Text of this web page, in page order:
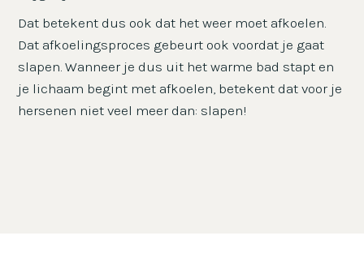
Dat betekent dus ook dat het weer moet afkoelen.
Dat afkoelingsproces gebeurt ook voordat je gaat
slapen. Wanneer je dus uit het warme bad stapt en
je lichaam begint met afkoelen, betekent dat voor je
hersenen niet veel meer dan: slapen!